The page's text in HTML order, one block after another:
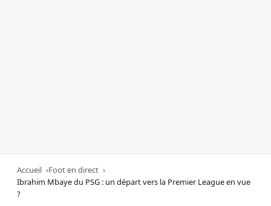
Accueil
Foot en direct
Ibrahim Mbaye du PSG : un départ vers la Premier League en vue
?